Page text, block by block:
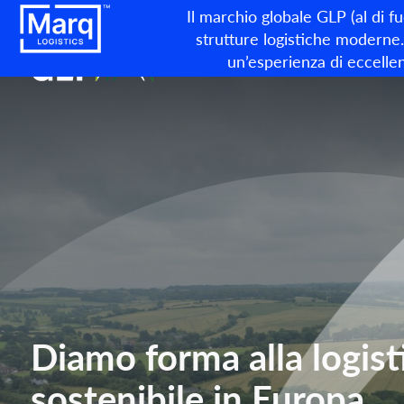
Il marchio globale GLP (al di
strutture logistiche
un’esperienza di
Diamo forma alla